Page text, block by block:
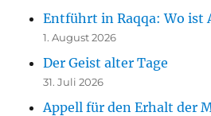
Entführt in Raqqa: Wo ist
1. August 2026
Der Geist alter Tage
31. Juli 2026
Appell für den Erhalt der